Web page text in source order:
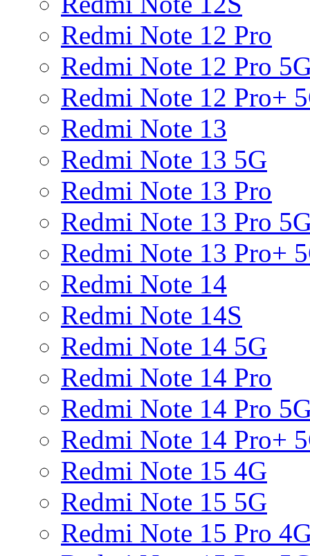
Redmi Note 12 Pro
Redmi Note 12 Pro
Redmi Note 12 Pro+
Redmi Note 13
Redmi Note 13 5G
Redmi Note 13 Pro
Redmi Note 13 Pro
Redmi Note 13 Pro+
Redmi Note 14
Redmi Note 14S
Redmi Note 14 5G
Redmi Note 14 Pro
Redmi Note 14 Pro
Redmi Note 14 Pro+
Redmi Note 15 4G
Redmi Note 15 5G
Redmi Note 15 Pro